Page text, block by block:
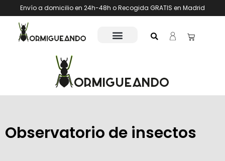
Envío a domicilio en 24h-48h o Recogida GRATIS en Madrid
Observatorio de insectos